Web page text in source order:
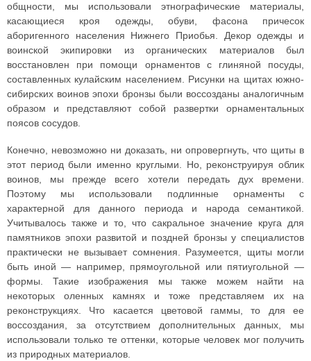
общности, мы использовали этнографические материалы,
касающиеся кроя одежды, обуви, фасона причесок
аборигенного населения Нижнего Приобья. Декор одежды и
воинской экипировки из органических материалов был
восстановлен при помощи орнаментов с глиняной посуды,
составленных кулайским населением. Рисунки на щитах южно-
сибирских воинов эпохи бронзы были воссозданы аналогичным
образом и представляют собой развертки орнаментальных
поясов сосудов.
Конечно, невозможно ни доказать, ни опровергнуть, что щиты в
этот период были именно круглыми. Но, реконструируя облик
воинов, мы прежде всего хотели передать дух времени.
Поэтому мы использовали подлинные орнаменты с
характерной для данного периода и народа семантикой.
Учитывалось также и то, что сакральное значение круга для
памятников эпохи развитой и поздней бронзы у специалистов
практически не вызывает сомнения. Разумеется, щиты могли
быть иной — например, прямоугольной или пятиугольной —
формы. Такие изображения мы также можем найти на
некоторых оленных камнях и тоже представляем их на
реконструкциях. Что касается цветовой гаммы, то для ее
воссоздания, за отсутствием дополнительных данных, мы
использовали только те оттенки, которые человек мог получить
из природных материалов.